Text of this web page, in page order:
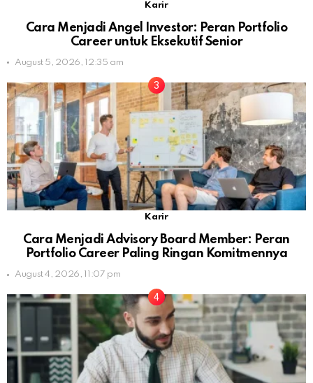
Karir
Cara Menjadi Angel Investor: Peran Portfolio
Career untuk Eksekutif Senior
August 5, 2026, 12:35 am
Karir
Cara Menjadi Advisory Board Member: Peran
Portfolio Career Paling Ringan Komitmennya
August 4, 2026, 11:07 pm